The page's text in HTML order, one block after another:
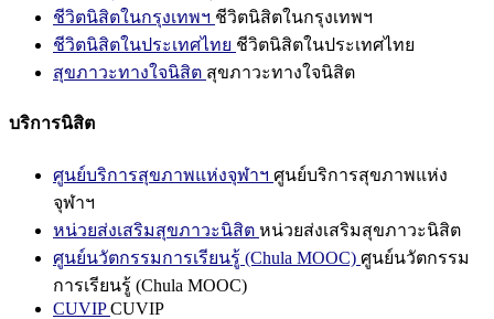
ชีวิตนิสิตในกรุงเทพฯ ชีวิตนิสิตในกรุงเทพฯ
ชีวิตนิสิตในประเทศไทย ชีวิตนิสิตในประเทศไทย
สุขภาวะทางใจนิสิต สุขภาวะทางใจนิสิต
บริการนิสิต
ศูนย์บริการสุขภาพแห่งจุฬาฯ ศูนย์บริการสุขภาพแห่ง
จุฬาฯ
หน่วยส่งเสริมสุขภาวะนิสิต หน่วยส่งเสริมสุขภาวะนิสิต
ศูนย์นวัตกรรมการเรียนรู้ (Chula MOOC) ศูนย์นวัตกรรม
การเรียนรู้ (Chula MOOC)
CUVIPCUVIP